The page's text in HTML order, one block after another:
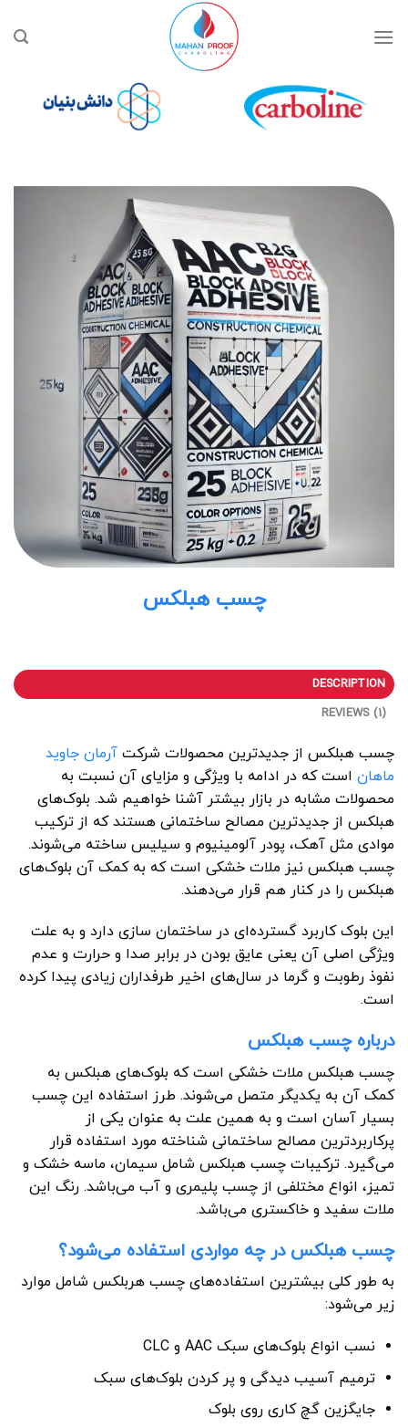
چسب هبلکس
DESCRIPTION
REVIEWS (1)
چسب هبلکس از جدیدترین محصولات شرکت آرمان جاوید
ماهان است که در ادامه با ویژگی و مزایای آن نسبت به
محصولات مشابه در بازار بیشتر آشنا خواهیم شد. بلوک‌های
هبلکس از جدیدترین مصالح ساختمانی هستند که از ترکیب
موادی مثل آهک، پودر آلومینیوم و سیلیس ساخته می‌شوند.
چسب هبلکس نیز ملات خشکی است که به کمک آن بلوک‌های
هبلکس را در کنار هم قرار می‌دهند.
این بلوک‌ کاربرد گسترده‌ای در ساختمان سازی دارد و به علت
ویژگی اصلی آن یعنی عایق بودن در برابر صدا و حرارت و عدم
نفوذ رطوبت و گرما در سال‌های اخیر طرفداران زیادی پیدا کرده
است.
درباره چسب هبلکس
چسب هبلکس ملات خشکی است که بلوک‌های هبلکس به
کمک آن به یکدیگر متصل می‌شوند. طرز استفاده این چسب
بسیار آسان است و به همین علت به عنوان یکی از
پرکاربردترین مصالح ساختمانی شناخته مورد استفاده قرار
می‌گیرد. ترکیبات چسب هبلکس شامل سیمان، ماسه خشک و
تمیز، انواع مختلفی از چسب پلیمری و آب می‌باشد. رنگ این
ملات سفید و خاکستری می‌باشد.
چسب هبلکس در چه مواردی استفاده می‌شود؟
به طور کلی بیشترین استفاده‌های چسب هربلکس شامل موارد
زیر می‌شود:
نسب انواع بلوک‌های سبک AAC و CLC
ترمیم آسیب دیدگی و پر کردن بلوک‌های سبک
جایگزین گچ کاری روی بلوک